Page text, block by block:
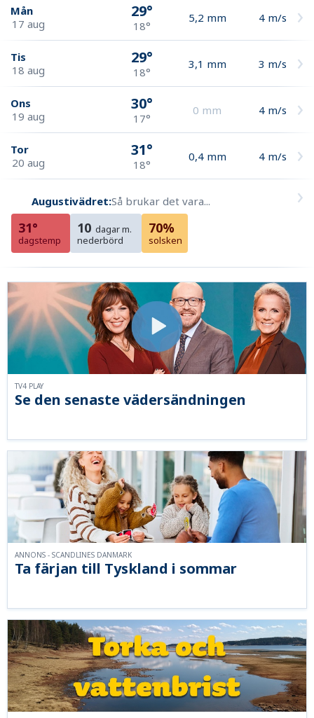
Mån
17 aug
29°
18°
5,2 mm 4 m/s
Tis
18 aug
29°
18°
3,1 mm 3 m/s
Ons
19 aug
30°
17°
0 mm 4 m/s
Tor
20 aug
31°
18°
0,4 mm 4 m/s
Augustivädret:Så brukar det vara...
31°
dagstemp
10 dagar m.
nederbörd
70%
solsken
Se den senaste vädersändningen
TV4 PLAY
Ta färjan till Tyskland i sommar
ANNONS - SCANDLINES DANMARK